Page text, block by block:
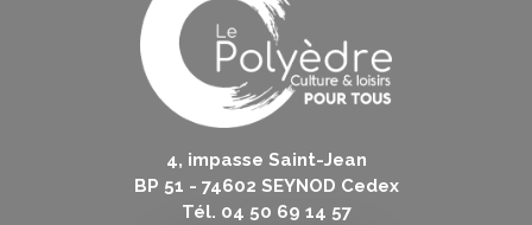
4, impasse Saint-Jean
BP 51 - 74602 SEYNOD Cedex
Tél. 04 50 69 14 57